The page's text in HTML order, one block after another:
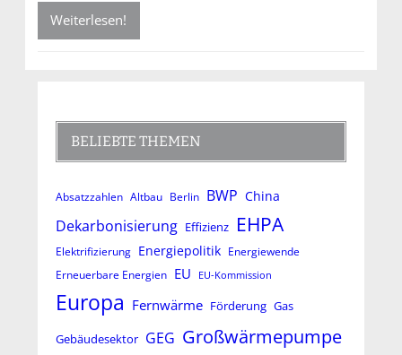
Weiterlesen!
BELIEBTE THEMEN
Absatzzahlen Altbau Berlin BWP China
Dekarbonisierung Effizienz EHPA
Elektrifizierung Energiepolitik Energiewende
Erneuerbare Energien EU EU-Kommission
Europa Fernwärme Förderung Gas
Gebäudesektor GEG Großwärmepumpe